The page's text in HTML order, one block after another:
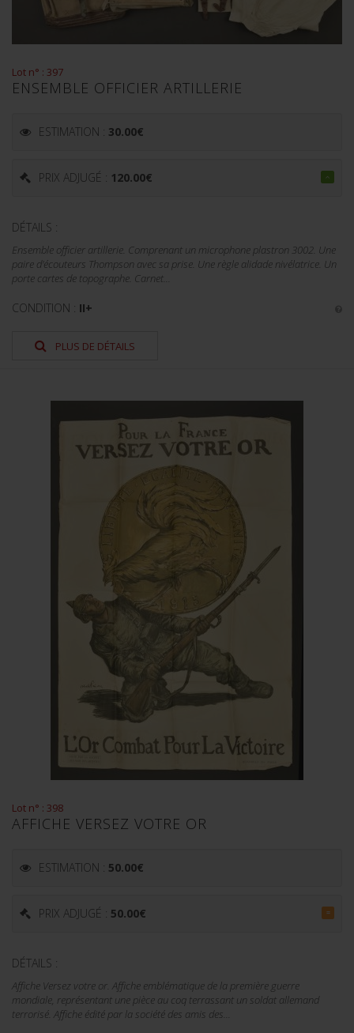
Lot n° : 397
ENSEMBLE OFFICIER ARTILLERIE
ESTIMATION : 30.00€
PRIX ADJUGÉ : 120.00€
DÉTAILS :
Ensemble officier artillerie. Comprenant un microphone plastron 3002. Une
paire d'écouteurs Thompson avec sa prise. Une règle alidade nivélatrice. Un
porte cartes de topographe. Carnet...
CONDITION : II+
PLUS DE DÉTAILS
Lot n° : 398
AFFICHE VERSEZ VOTRE OR
ESTIMATION : 50.00€
PRIX ADJUGÉ : 50.00€ =
DÉTAILS :
Affiche Versez votre or. Affiche emblématique de la première guerre
mondiale, représentant une pièce au coq terrassant un soldat allemand
terrorisé. Affiche édité par la société des amis des...